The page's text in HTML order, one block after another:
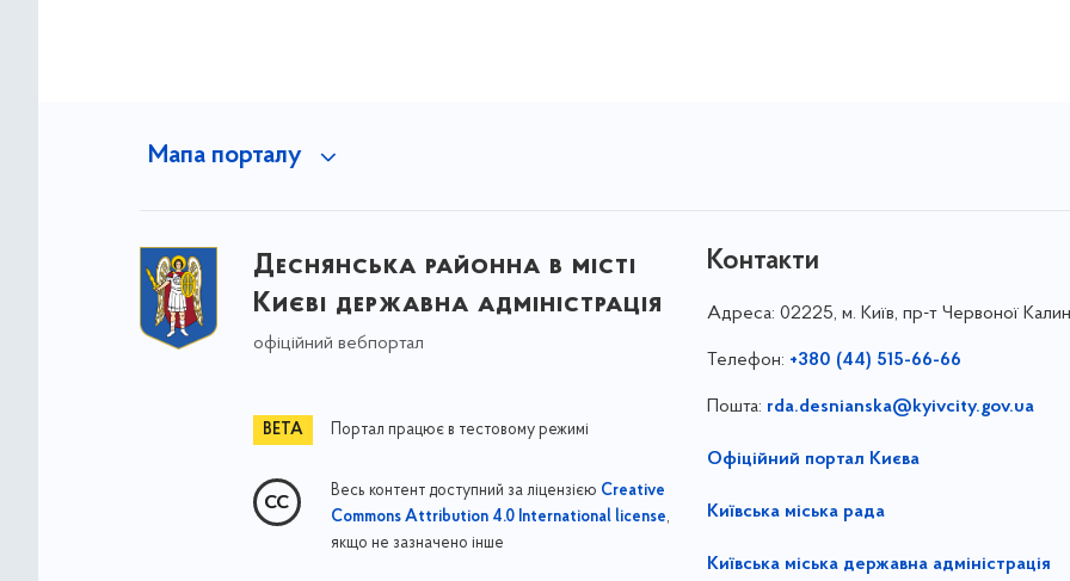
Мапа порталу
Деснянська районна в місті
Києві державна адміністрація
офіційний вебпортал
Портал працює в тестовому режимі
Весь контент доступний за ліцензією Creative
Commons Attribution 4.0 International license,
якщо не зазначено інше
Контакти
Адреса: 02225, м. Київ, пр-т Червоної
Телефон: +380 (44) 515-66-66
Пошта: rda.desnianska@kyivcity.gov.ua
Офіційний портал Києва
Київська міська рада
Київська міська державна адміністрація